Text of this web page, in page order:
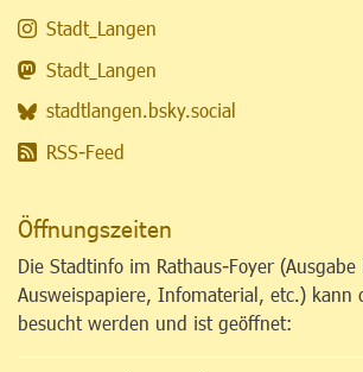
Stadt_Langen
Stadt_Langen
stadtlangen.bsky.social
RSS-Feed
Öffnungszeiten
Die Stadtinfo im Rathaus-Foyer
Ausweispapiere, Infomaterial, etc.) kann
besucht werden und ist geöffnet: